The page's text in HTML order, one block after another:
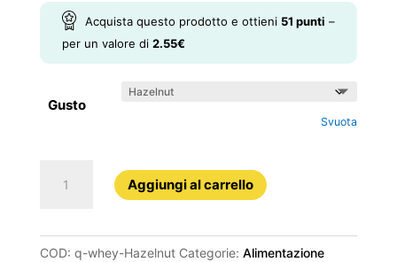
Acquista questo prodotto e ottieni 51 punti –
per un valore di 2.55€
Gusto
Svuota
WHEY
Aggiungi al carrello
COD: q-whey-Hazelnut Categorie: Alimentazione